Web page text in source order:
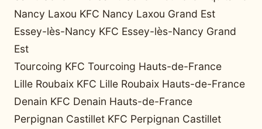
Nancy Laxou KFC Nancy Laxou Grand Est
Essey-lès-Nancy KFC Essey-lès-Nancy Grand
Est
Tourcoing KFC Tourcoing Hauts-de-France
Lille Roubaix KFC Lille Roubaix Hauts-de-France
Denain KFC Denain Hauts-de-France
Perpignan Castillet KFC Perpignan Castillet